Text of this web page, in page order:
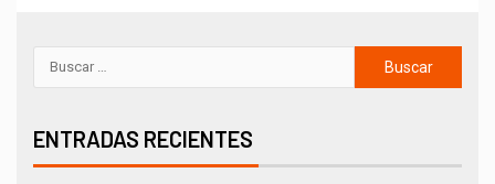
ENTRADAS RECIENTES